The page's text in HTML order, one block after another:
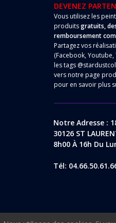
DEVENEZ
Vous utilisez les
produitsgratuits,
remboursement
Partagez vos
(Facebook,
les tags
vers notre page
pour en savoir plus
Notre Adresse :
30126 ST
8h00 À 16h Du
Tél: